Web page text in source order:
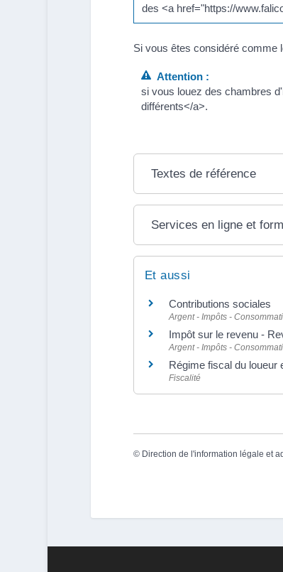
des <a href="https://
Si vous êtes considéré comme
Attention :
si vous louez des chambres
différents</a>.
Textes de référence
Services en ligne et
Et aussi
Contributions sociales
Argent - Impôts -
Impôt sur le revenu -
Argent - Impôts -
Régime fiscal du loueur
Fiscalité
© Direction de l'information légale et